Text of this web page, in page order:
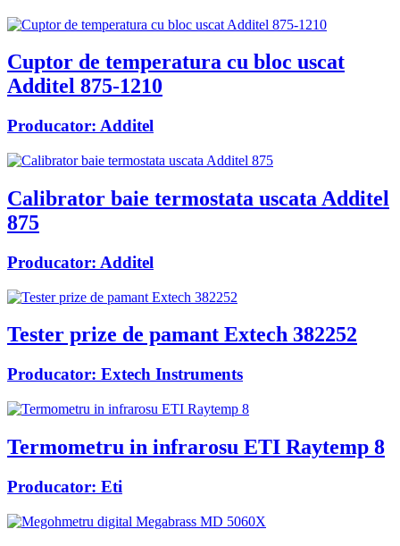
Cuptor de temperatura cu bloc uscat
Additel 875-1210
Producator: Additel
Calibrator baie termostata uscata Additel
875
Producator: Additel
Tester prize de pamant Extech 382252
Producator: Extech Instruments
Termometru in infrarosu ETI Raytemp 8
Producator: Eti